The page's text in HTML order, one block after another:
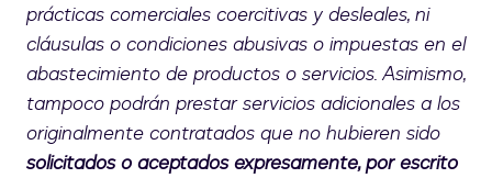
prácticas comerciales coercitivas y desleales, ni
cláusulas o condiciones abusivas o impuestas en el
abastecimiento de productos o servicios. Asimismo,
tampoco podrán prestar servicios adicionales a los
originalmente contratados que no hubieren sido
solicitados o aceptados expresamente, por escrito